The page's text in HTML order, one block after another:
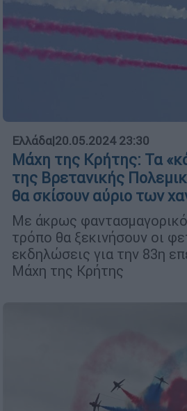
Ελλάδα|20.05.2024 23:30
Μάχη της Κρήτης: Τα
της Βρετανικής
θα σκίσουν αύριο των
Με άκρως φαντασμαγορικό
τρόπο θα ξεκινήσουν οι
εκδηλώσεις για την 83η
Μάχη της Κρήτης